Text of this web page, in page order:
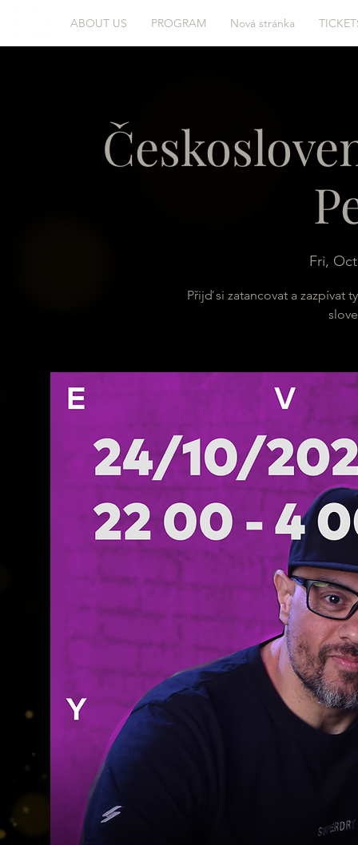
ABOUT US PROGRAM Nová stránka
Fri,
Přijď si zatancovat a zazpívat